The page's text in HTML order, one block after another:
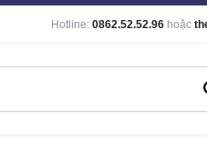
Hotline: 0862.52.52.96 hoặc